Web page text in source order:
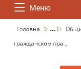
Меню
Головна ...
гражданском пра...